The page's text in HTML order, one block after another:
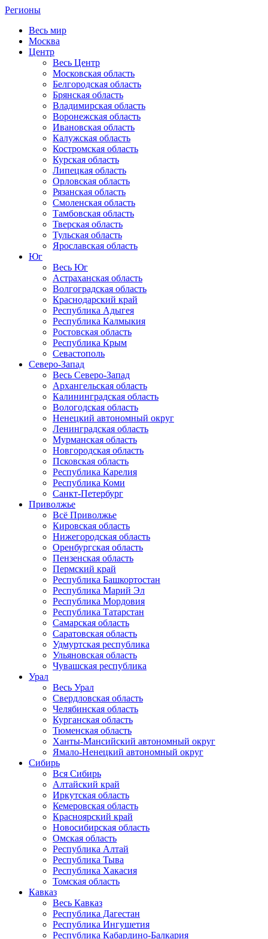
Регионы
Весь мир
Москва
Центр
Весь Центр
Московская область
Белгородская область
Брянская область
Владимирская область
Воронежская область
Ивановская область
Калужская область
Костромская область
Курская область
Липецкая область
Орловская область
Рязанская область
Смоленская область
Тамбовская область
Тверская область
Тульская область
Ярославская область
Юг
Весь Юг
Астраханская область
Волгоградская область
Краснодарский край
Республика Адыгея
Республика Калмыкия
Ростовская область
Республика Крым
Севастополь
Северо-Запад
Весь Северо-Запад
Архангельская область
Калининградская область
Вологодская область
Ненецкий автономный округ
Ленинградская область
Мурманская область
Новгородская область
Псковская область
Республика Карелия
Республика Коми
Санкт-Петербург
Приволжье
Всё Приволжье
Кировская область
Нижегородская область
Оренбургская область
Пензенская область
Пермский край
Республика Башкортостан
Республика Марий Эл
Республика Мордовия
Республика Татарстан
Самарская область
Саратовская область
Удмуртская республика
Ульяновская область
Чувашская республика
Урал
Весь Урал
Свердловская область
Челябинская область
Курганская область
Тюменская область
Ханты-Мансийский автономный округ
Ямало-Ненецкий автономный округ
Сибирь
Вся Сибирь
Алтайский край
Иркутская область
Кемеровская область
Красноярский край
Новосибирская область
Омская область
Республика Алтай
Республика Тыва
Республика Хакасия
Томская область
Кавказ
Весь Кавказ
Республика Дагестан
Республика Ингушетия
Республика Кабардино-Балкария